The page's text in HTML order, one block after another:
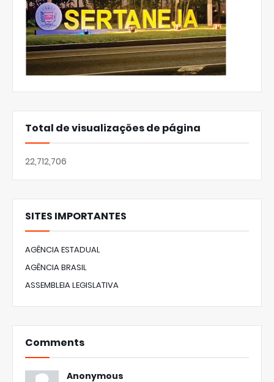
Total de visualizações de página
22,712,706
SITES IMPORTANTES
AGÊNCIA ESTADUAL
AGÊNCIA BRASIL
ASSEMBLEIA LEGISLATIVA
Comments
Anonymous